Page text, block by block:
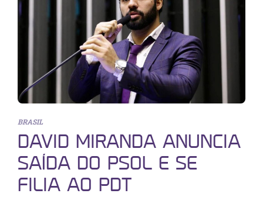
BRASIL
DAVID MIRANDA ANUNCIA
SAÍDA DO PSOL E SE
FILIA AO PDT